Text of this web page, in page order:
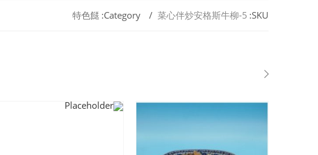
SKU:
菜心伴炒安格斯牛柳-5
Category:
特色餸